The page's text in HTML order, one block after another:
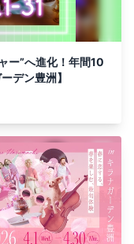
ー”へ進化！年間10
デン豊洲】